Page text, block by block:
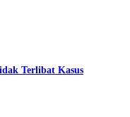
Terlibat Kasus